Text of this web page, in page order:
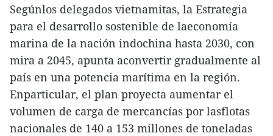
Segúnlos delegados vietnamitas, la Estrategia
para el desarrollo sostenible de laeconomía
marina de la nación indochina hasta 2030, con
mira a 2045, apunta aconvertir gradualmente al
país en una potencia marítima en la región.
Enparticular, el plan proyecta aumentar el
volumen de carga de mercancías por lasflotas
nacionales de 140 a 153 millones de toneladas